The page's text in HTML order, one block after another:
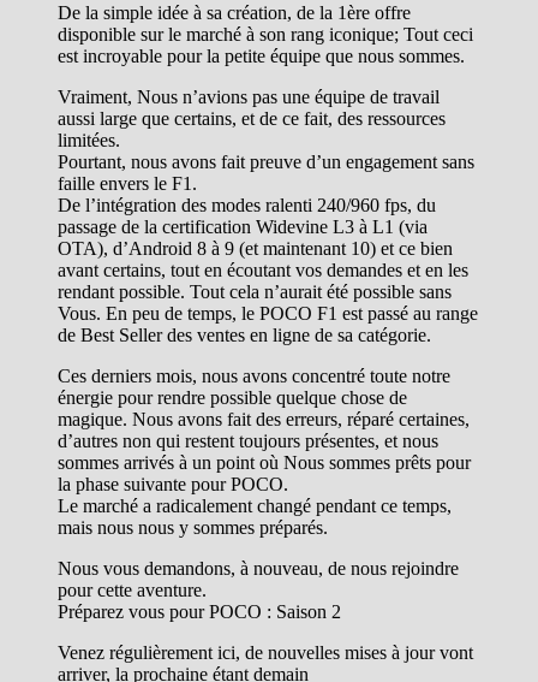
De la simple idée à sa création, de la 1ère offre
disponible sur le marché à son rang iconique; Tout ceci
est incroyable pour la petite équipe que nous sommes.
Vraiment, Nous n’avions pas une équipe de travail
aussi large que certains, et de ce fait, des ressources
limitées.
Pourtant, nous avons fait preuve d’un engagement sans
faille envers le F1.
De l’intégration des modes ralenti 240/960 fps, du
passage de la certification Widevine L3 à L1 (via
OTA), d’Android 8 à 9 (et maintenant 10) et ce bien
avant certains, tout en écoutant vos demandes et en les
rendant possible. Tout cela n’aurait été possible sans
Vous. En peu de temps, le POCO F1 est passé au range
de Best Seller des ventes en ligne de sa catégorie.
Ces derniers mois, nous avons concentré toute notre
énergie pour rendre possible quelque chose de
magique. Nous avons fait des erreurs, réparé certaines,
d’autres non qui restent toujours présentes, et nous
sommes arrivés à un point où Nous sommes prêts pour
la phase suivante pour POCO.
Le marché a radicalement changé pendant ce temps,
mais nous nous y sommes préparés.
Nous vous demandons, à nouveau, de nous rejoindre
pour cette aventure.
Préparez vous pour POCO : Saison 2
Venez régulièrement ici, de nouvelles mises à jour vont
arriver, la prochaine étant demain